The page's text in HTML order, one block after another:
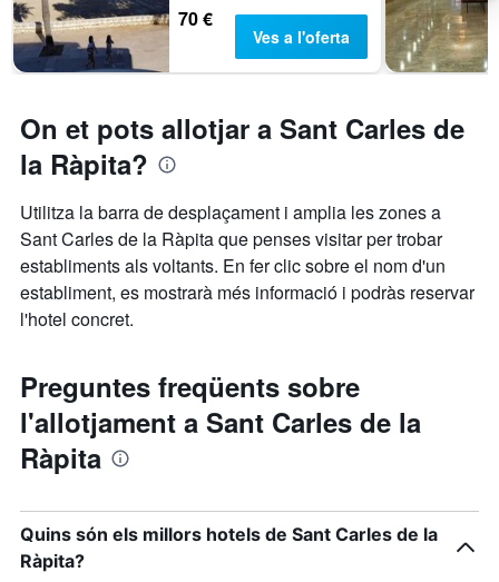
70 €
Ves a l'oferta
On et pots allotjar a Sant Carles de
la Ràpita?
Utilitza la barra de desplaçament i amplia les zones a
Sant Carles de la Ràpita que penses visitar per trobar
establiments als voltants. En fer clic sobre el nom d'un
establiment, es mostrarà més informació i podràs reservar
l'hotel concret.
Preguntes freqüents sobre
l'allotjament a Sant Carles de la
Ràpita
Quins són els millors hotels de Sant Carles de la
Ràpita?